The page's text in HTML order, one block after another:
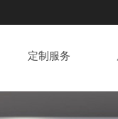
定制服务